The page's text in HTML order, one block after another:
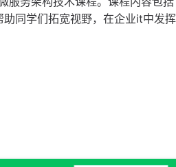
同学们拓宽视野，在企业it中发